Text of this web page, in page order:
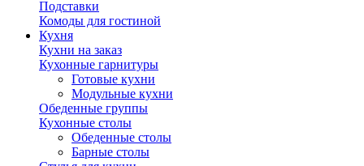
Подставки
Комоды для гостиной
Кухня
Кухни на заказ
Кухонные гарнитуры
Готовые кухни
Модульные кухни
Обеденные группы
Кухонные столы
Обеденные столы
Барные столы